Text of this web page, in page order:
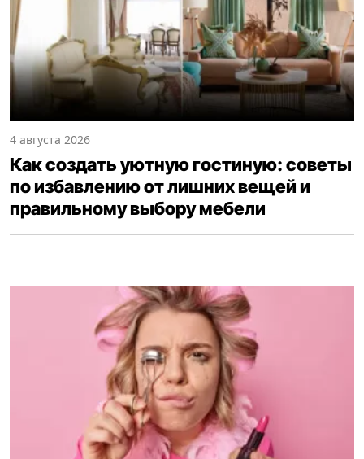
4 августа 2026
Как создать уютную гостиную: советы
по избавлению от лишних вещей и
правильному выбору мебели